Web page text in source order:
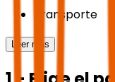
Transporte
Leer más